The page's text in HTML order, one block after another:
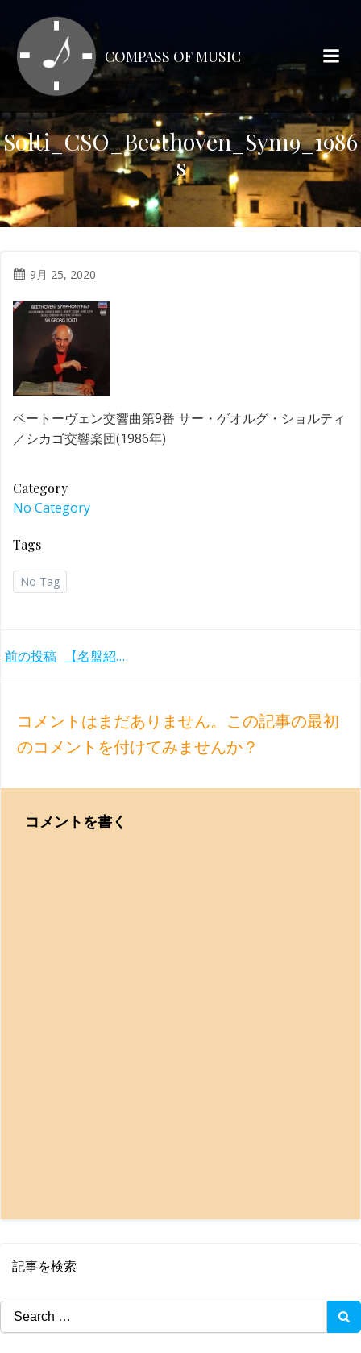
テ
ン
ツ
ス
キ
ッ
プ
COMPASS OF MUSIC
Solti_CSO_Beethoven_Sym9_1986
s
9月 25, 2020
ベートーヴェン交響曲第9番 サー・ゲオルグ・ショルティ
／シカゴ交響楽団(1986年)
Category
No Category
Tags
No Tag
Post
前の投稿 【名盤紹介】オススメのベートーヴェン交響曲全集・選集
コメントはまだありません。この記事の最初
のコメントを付けてみませんか？
コメントを書く
記事を検索
Search
for: